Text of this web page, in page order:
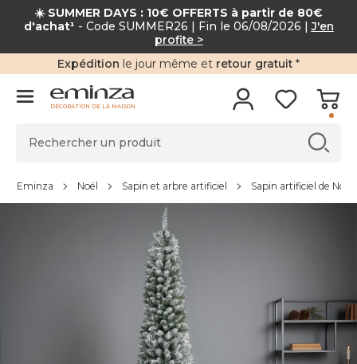
☀️ SUMMER DAYS : 10€ OFFERTS à partir de 80€
d'achat¹ - Code SUMMER26 | Fin le 06/08/2026 |J'en
profite >
Expédition le jour même et retour gratuit *
DÉCORATION DE LA MAISON
Eminza Noël Sapin et arbre artificiel Sapin artificiel de Noël